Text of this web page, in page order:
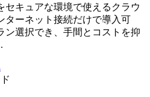
セキュアな環境で使えるクラウ
ターネット接続だけで導入可
ン選択でき、手間とコストを抑